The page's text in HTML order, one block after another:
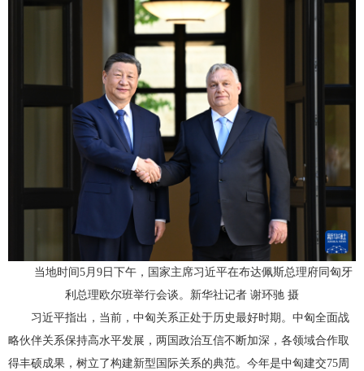
当地时间5月9日下午，国家主席习近平在布达佩斯总理府同匈牙
利总理欧尔班举行会谈。新华社记者 谢环驰 摄
习近平指出，当前，中匈关系正处于历史最好时期。中匈全面战
略伙伴关系保持高水平发展，两国政治互信不断加深，各领域合作取
得丰硕成果，树立了构建新型国际关系的典范。今年是中匈建交75周